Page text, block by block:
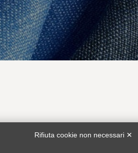
Rifiuta cookie non necessari ✕